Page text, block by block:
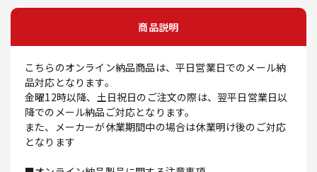
商品説明
こちらのオンライン納品商品は、平日営業日でのメール納
品対応となります。
金曜12時以降、土日祝日のご注文の際は、翌平日営業日以
降でのメール納品ご対応となります。
また、メーカーが休業期間中の場合は休業明け後のご対応
となります